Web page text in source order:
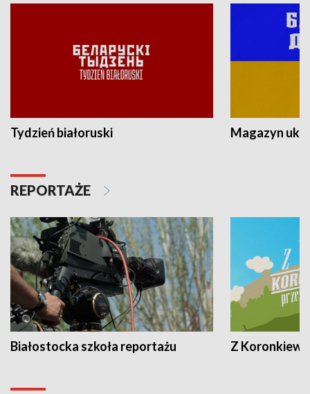
Tydzień białoruski Magazyn
REPORTAŻE
Białostocka szkoła reportażu Z